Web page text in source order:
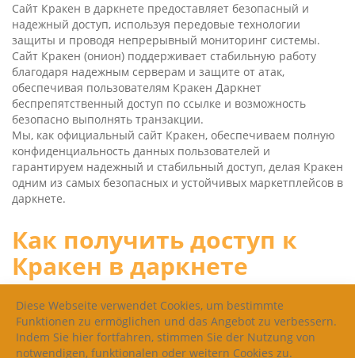
Diese Webseite verwendet Cookies, um bestimmte
Funktionen zu ermöglichen und das Angebot zu verbessern.
Indem Sie hier fortfahren, stimmen Sie der Nutzung von
notwendigen, funktionalen oder weitern Cookies zu.
Сайт Кракен в даркнете предоставляет безопасный и
надежный доступ, используя передовые технологии
защиты и проводя непрерывный мониторинг системы.
Сайт Кракен (онион) поддерживает стабильную работу
благодаря надежным серверам и защите от атак,
обеспечивая пользователям Кракен Даркнет
беспрепятственный доступ по ссылке и возможность
безопасно выполнять транзакции.
Мы, как официальный сайт Кракен, обеспечиваем полную
конфиденциальность данных пользователей и
гарантируем надежный и стабильный доступ, делая Кракен
одним из самых безопасных и устойчивых маркетплейсов в
даркнете.
Как получить доступ к
Кракен в даркнете
инструкция
VPN приложение для входа